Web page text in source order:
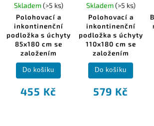
Polohovací a
inkontinenční
podložka s úchyty
85x180 cm se
založením
Skladem(>5 ks)
455 Kč
Do košíku
Polohovací a
inkontinenční
podložka s úchyty
110x180 cm se
založením
Skladem(>5 ks)
579 Kč
Do košíku